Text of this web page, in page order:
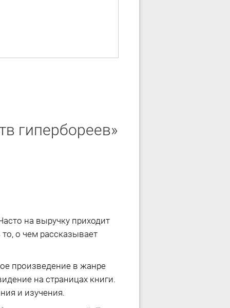
гипербореев»
на выручку приходит
о чем рассказывает
произведение в жанре
на страницах книги.
и изучения.